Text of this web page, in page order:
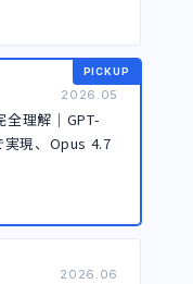
PICKUP
2026.05
理解｜GPT-
実現、Opus 4.7
2026.06